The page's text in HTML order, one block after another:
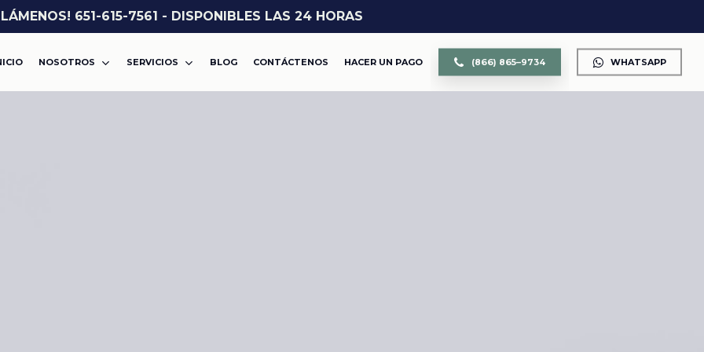
651-615-7561 - DISPONIBLES LAS 24 HORAS
NOSOTROS SERVICIOS BLOG CONTÁCTENOS HACER UN PAGO (866) 865–9734 WHATSAPP